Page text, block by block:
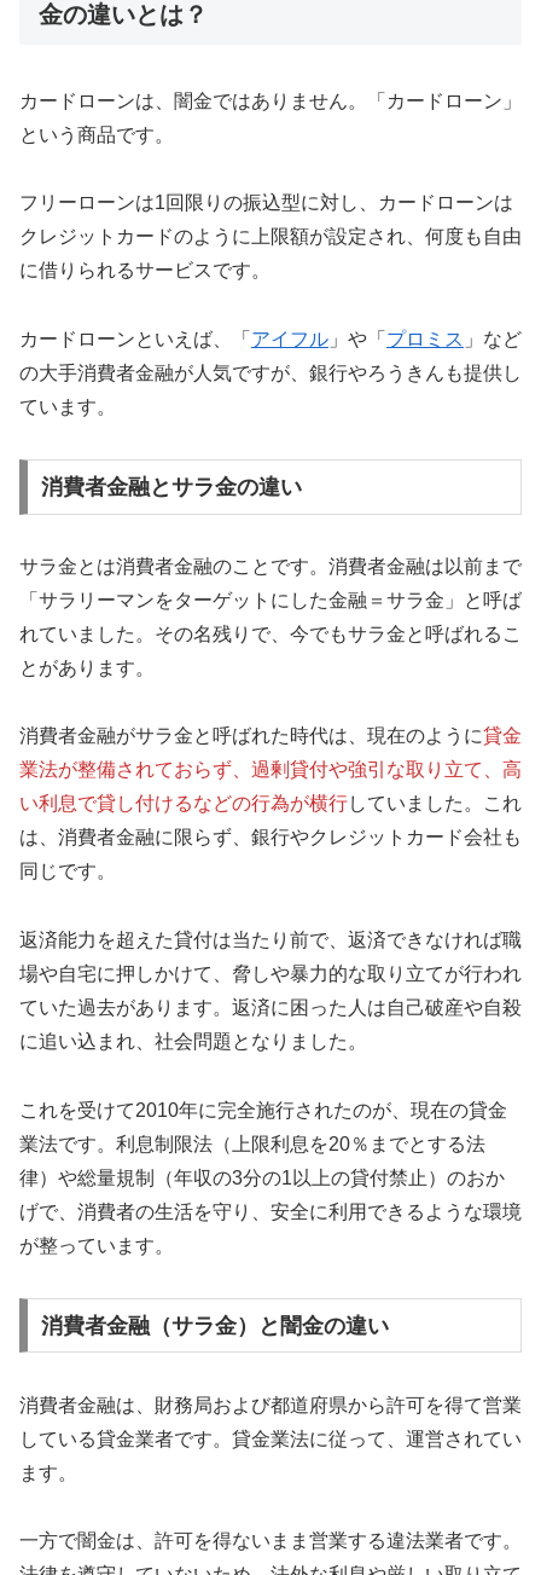
金の違いとは？
カードローンは、闇金ではありません。「カードローン」
という商品です。
フリーローンは1回限りの振込型に対し、カードローンは
クレジットカードのように上限額が設定され、何度も自由
に借りられるサービスです。
カードローンといえば、「 アイフル 」や「 プロミス 」など
の大手消費者金融が人気ですが、銀行やろうきんも提供し
ています。
消費者金融とサラ金の違い
サラ金とは消費者金融のことです。消費者金融は以前まで
「サラリーマンをターゲットにした金融＝サラ金」と呼ば
れていました。その名残りで、今でもサラ金と呼ばれるこ
とがあります。
消費者金融がサラ金と呼ばれた時代は、現在のように貸金
業法が整備されておらず、過剰貸付や強引な取り立て、高
い利息で貸し付けるなどの行為が横行していました。これ
は、消費者金融に限らず、銀行やクレジットカード会社も
同じです。
返済能力を超えた貸付は当たり前で、返済できなければ職
場や自宅に押しかけて、脅しや暴力的な取り立てが行われ
ていた過去があります。返済に困った人は自己破産や自殺
に追い込まれ、社会問題となりました。
これを受けて2010年に完全施行されたのが、現在の貸金
業法です。利息制限法（上限利息を20％までとする法
律）や総量規制（年収の3分の1以上の貸付禁止）のおか
げで、消費者の生活を守り、安全に利用できるような環境
が整っています。
消費者金融（サラ金）と闇金の違い
消費者金融は、財務局および都道府県から許可を得て営業
している貸金業者です。貸金業法に従って、運営されてい
ます。
一方で闇金は、許可を得ないまま営業する違法業者です。